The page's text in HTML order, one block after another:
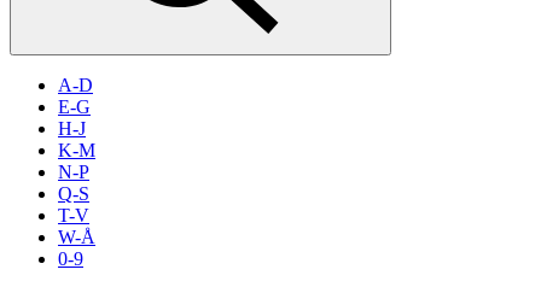
Inspirasjon
Søk
A-D
E-G
H-J
K-M
N-P
Q-S
T-V
W-Å
0-9